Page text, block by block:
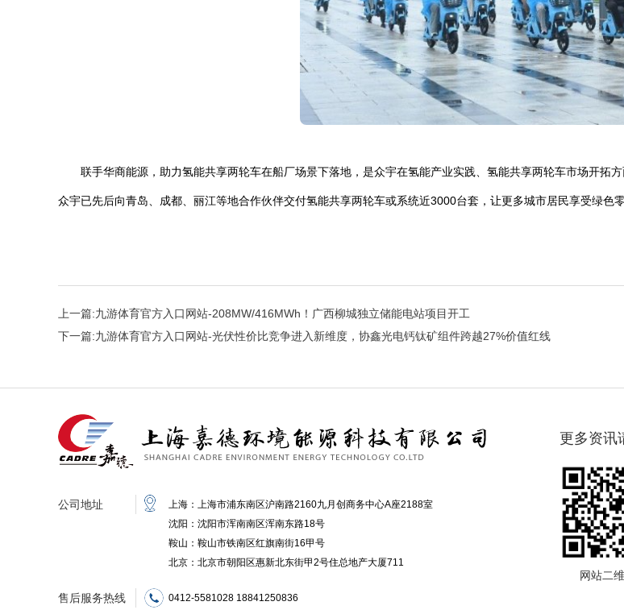
联手华商能源，助力氢能共享两轮车在船厂场景下落地，是众宇在氢能产业实践、氢能共享两轮车市场开拓
众宇已先后向青岛、成都、丽江等地合作伙伴交付氢能共享两轮车或系统近3000台套，让更多城市居民享受绿色
上一篇:九游体育官方入口网站-208MW/416MWh！广西柳城独立储能电站项目开工
下一篇:九游体育官方入口网站-光伏性价比竞争进入新维度，协鑫光电钙钛矿组件跨越27%价值红线
公司地址
上海：上海市浦东南区沪南路2160九月创商务中心A座2188室
沈阳：沈阳市浑南南区浑南东路18号
鞍山：鞍山市铁南区红旗南街16甲号
北京：北京市朝阳区惠新北东街甲2号住总地产大厦711
售后服务热线 0412-5581028 18841250836
更多资讯
网站二